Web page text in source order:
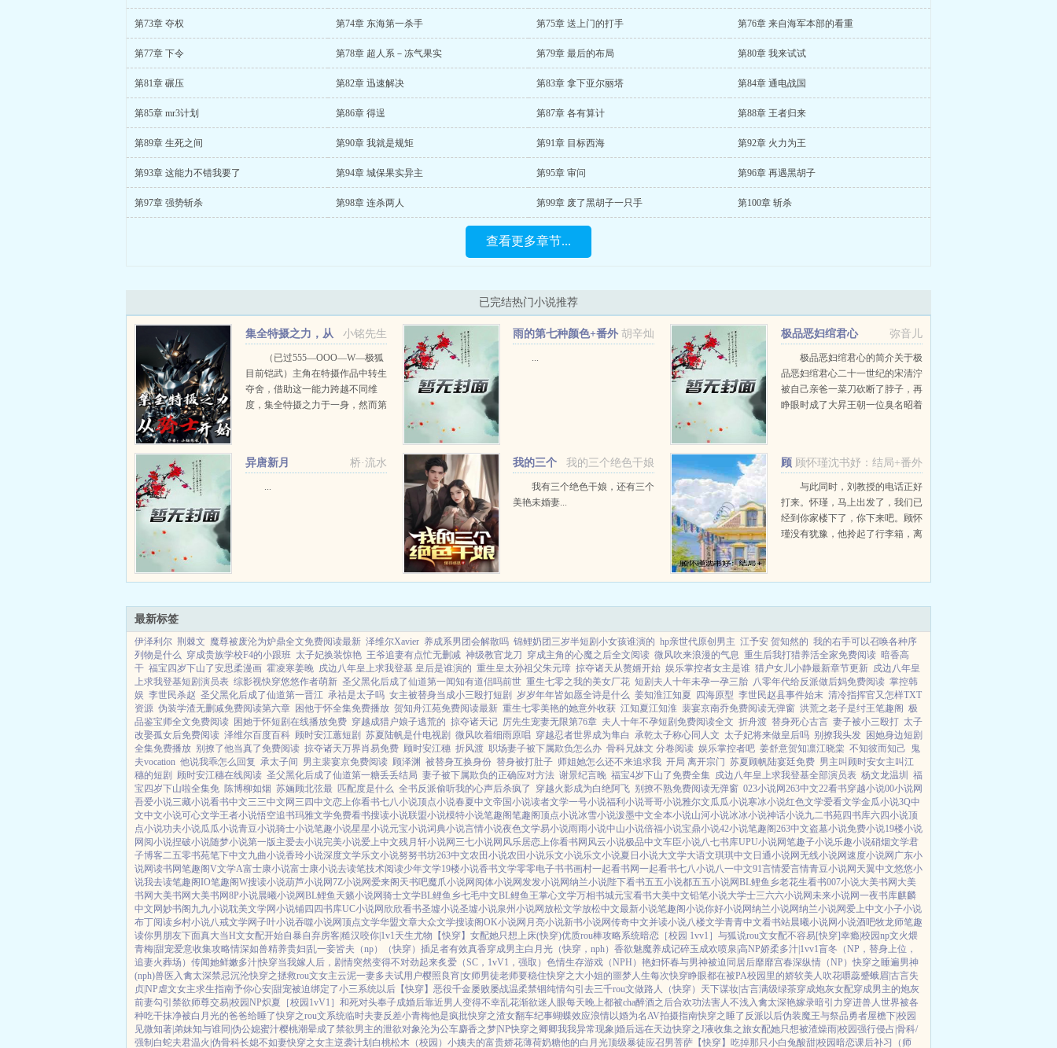
第73章 夺权 第74章 东海第一杀手 第75章 送上门的打手 第76章 来自海军本部的看重
第77章 下令 第78章 超人系－冻气果实 第79章 最后的布局 第80章 我来试试
第81章 碾压 第82章 迅速解决 第83章 拿下亚尔丽塔 第84章 通电战国
第85章 mr3计划 第86章 得逞 第87章 各有算计 第88章 王者归来
第89章 生死之间 第90章 我就是规矩 第91章 目标西海 第92章 火力为王
第93章 这能力不错我要了 第94章 城保果实异主 第95章 审问 第96章 再遇黑胡子
第97章 强势斩杀 第98章 连杀两人 第99章 废了黑胡子一只手 第100章 斩杀
查看更多章节...
已完结热门小说推荐
小铭先生
集全特摄之力，从
骑士开始（已过555—OOO—W—极狐
目前铠武）主角在特摄作品中转生
夺舍，借助这一能力跨越不同维
度，集全特摄之力于一身，然而第
胡辛灿
雨的第七种颜色+番外
...
弥音儿
极品恶妇绾君心
极品恶妇绾君心的简介关于极
品恶妇绾君心二十一世纪的宋清泞
被自己亲爸一菜刀砍断了脖子，再
睁眼时成了大昇王朝一位臭名昭着
地，把...
桥·流水
异唐新月
...
我的三个绝色干娘
我的三个
绝色干娘
我有三个绝色干娘，还有三个
美艳未婚妻...
顾怀瑾沈书妤：结局+番外
顾
怀瑾沈书妤
与此同时，刘教授的电话正好
打来。怀瑾，马上出发了，我们已
经到你家楼下了，你下来吧。顾怀
瑾没有犹豫，他拎起了行李箱，离
最新标签
伊泽利尔 荆棘文 魔尊被废沦为炉鼎全文免费阅读最新 泽维尔Xavier 养成系男团会解散吗 锦鲤奶团三岁半短剧小女孩谁演的 hp亲世代原创男主 江予安 贺知然的 我的右手可以召唤各种序
列物是什么 穿成贵族学校F4的小跟班 太子妃换装惊艳 王爷追妻有点忙无删减 神级教官龙刀 穿成主角的心魔之后全文阅读 微风吹来浪漫的气息 重生后我打猎养活全家免费阅读 暗香高
干 福宝四岁下山了安思柔漫画 霍凌寒姜晚 戍边八年皇上求我登基 皇后是谁演的 重生皇太孙祖父朱元璋 掠夺诸天从赘婿开始 娱乐掌控者女主是谁 猎户女儿小静最新章节更新 戍边八年皇
上求我登基短剧演员表 综影视快穿悠悠作者萌新 圣父黑化后成了仙道第一闻知有道侣吗前世 重生七零之我的美女厂花 短剧夫人十年未孕一孕三胎 八零年代给反派做后妈免费阅读 掌控韩
娱 李世民杀赵 圣父黑化后成了仙道第一晋江 承祜是太子吗 女主被替身当成小三殴打短剧 岁岁年年皆如愿全诗是什么 姜知淮江知夏 四海原型 李世民赵县事件始末 清冷指挥官又怎样TXT
资源 伪装学渣无删减免费阅读第六章 困他于怀全集免费播放 贺知舟江苑免费阅读最新 重生七零美艳的她意外收获 江知夏江知淮 裴宴京南乔免费阅读无弹窗 洪荒之老子是纣王笔趣阁 极
品鉴宝师全文免费阅读 困她于怀短剧在线播放免费 穿越成猎户娘子逃荒的 掠夺诸天记 厉先生宠妻无限第76章 夫人十年不孕短剧免费阅读全文 折舟渡 替身死心古言 妻子被小三殴打 太子
改娶孤女后免费阅读 泽维尔百度百科 顾时安江蕙短剧 苏夏陆帆是什电视剧 微风吹着细雨原唱 穿越忍者世界成为隼白 承乾太子称心同人文 太子妃将来做皇后吗 别撩我头发 困她身边短剧
全集免费播放 别撩了他当真了免费阅读 掠夺诸天万界肖易免费 顾时安江穗 折风渡 职场妻子被下属欺负怎么办 骨科兄妹文 分卷阅读 娱乐掌控者吧 姜舒意贺知凛江晓棠 不知彼而知己
鬼
夫vocation 他说我乖怎么回复 承太子间 男主裴宴京免费阅读 顾泽渊 被替身互换身份 替身被打肚子 师姐她怎么还不来追求我 开局 离开宗门 苏夏顾帆陆宴廷免费 男主叫顾时安女主叫江
穗的短剧
顾时安江穗在线阅读 圣父黑化后成了仙道第一糖丢丢结局 妻子被下属欺负的正确应对方法 谢景纪言晚 福宝4岁下山了免费全集 戍边八年皇上求我登基全部演员表 杨文龙温圳
福
宝四岁下山啦全集免 陈博柳如烟 苏婳顾北弦最 匹配度是什么 全书反派偷听我的心声后杀疯了 穿越火影成为白绝阿飞 别撩不熟免费阅读无弹窗 023小说网263中文22看书穿越小说00小说网
吾爱小说三藏小说看书中文三三中文网 三四中文恋上你看书七八小说顶点小说春夏中文帝国小说读者文学一号小说福利小说哥哥小说雅尔文瓜瓜小说寒冰小说红色文学爱看文学金瓜小说3Q中
文中文小说可心文学王者小说悟空追书玛雅文学免费看书搜读小说联盟小说模特小说笔趣阁笔趣阁顶点小说冰雪小说泼墨中文全本小说山河小说冰冰小说神话小说九二书苑四书库六四小说顶
点小说功夫小说瓜瓜小说青豆小说骑士小说笔趣小说星星小说元宝小说词典小说言情小说夜色文学易小说雨雨小说中山小说倍福小说宝鼎小说42小说笔趣阁263中文盗墓小说免费小说19楼小说
网阅小说捏破小说随梦小说第一版主爱去小说完美小说爱上中文残月轩小说网 三七小说网 风乐居恋上你看书网 风云小说极品中文车臣小说八七书库UPU小说网笔趣子小说乐趣小说硝烟文学君
子博客二五零书苑笔下中文九曲小说香玲小说深度文学乐文小说努努书坊263中文农田小说农田小说乐文小说乐文小说夏日小说大文学大语文琪琪中文 日通小说网无线小说网速度小说网 广东小
说网读书网笔趣阁V文学A富士康小说富士康小说去读笔技术阅读少年文学19楼小说香书文学零零电子书书画村一起看书网一起看书七八小说八一中文91言情爱言情青豆小说网 天翼中文悠悠小
说我去读笔趣阁IO笔趣阁W搜读小说葫芦小说网7Z小说网爱来阁 天书吧魔爪小说网 阅体小说网发发小说网纳兰小说陛下看书五五小说都五五小说网BL鲤鱼乡老花生看书007小说大美书网 大美
书网 大美书网 大美书网8P小说晨曦小说网BL鲤鱼 天籁小说网骑士文学BL鲤鱼乡七毛中文BL鲤鱼王掌心文学万相书城元宝看书大美中文铅笔小说大学士三六六小说网未来小说网一夜书库麒麟
中文网妙书阁 九九小说耽美文学网小说铺四四书库UC小说网 欣欣看书圣墟小说圣墟小说泉州小说网放松文学放松中文最新小说笔趣阁小说你好小说网纳兰小说网纳兰小说网爱上中文小子小说
布丁阅读乡村小说八戒文学网子叶小说吞噬小说网顶点文学华盟文章大众文学搜读阁OK小说网 月亮小说新书小说网传奇中文并读小说八楼文学青青中文看书站晨曦小说网小说酒吧牧龙师笔趣
读你男朋友下面真大当H文女配开始自暴自弃房客|糙汉咬你|1v1天生尤物【快穿】 女配她只想上床(快穿)优质rou棒攻略系统暗恋［校园 1vv1］ 与狐说rou文女配不容易[快穿]幸瘾|校园np文火煨
青梅|甜宠爱意收集攻略情深如兽精养贵妇|乱一妾皆夫（np） （快穿）插足者有效真香穿成男主白月光（快穿，nph） 香欲魅魔养成记碎玉成欢喷泉|高NP娇柔多汁|1vv1盲冬（NP，替身上位，
追妻火葬场） 传闻她鲜嫩多汁|快穿当我嫁人后，剧情突然变得不对劲起来炙爱（SC，1vV1，强取） 色情生存游戏（NPH） 艳妇怀春与男神被迫同居后靡靡宫春深纵情（NP）快穿之睡遍男神
(nph)兽医 入禽太深禁忌沉沦快穿之拯救rou文女主云泥一妻多夫试用户樱照良宵|女师男徒老师要稳住快穿之大小姐的噩梦人生每次快穿睁眼都在被PA校园里的娇软美人 吹花嚼蕊蹙蛾眉|古言失
贞|NP虐文女主求生指南予你心安|甜宠被迫绑定了小三系统以后【快穿】 恶役千金屡败屡战温柔禁锢纯情勾引 去三千rou文做路人（快穿） 天下谋妆|古言满级绿茶穿成炮灰女配穿成男主的炮灰
前妻勾引禁欲师尊交易|校园NP炽夏［校园1vV1］ 和死对头奉子成婚后靠近男人变得不幸乱花渐欲迷人眼每天晚上都被cha醉酒之后合欢功法害人不浅入禽太深艳嫁录暗引力穿进兽人世界被各
种吃干抹净被白月光的爸爸给睡了快穿之rou文系统临时夫妻反差小青梅他是疯批快穿之渣女翻车纪事蝴蝶效应浪情以婚为名AV拍摄指南快穿之睡了反派以后伪装魔王与祭品勇者屋檐下|校园
见微知著|弟妹知与谁同|伪公媳蜜汁樱桃潮晕成了禁欲男主的泄欲对象沦为公车麝香之梦|NP快穿之卿卿我我异常现象|婚后远在天边快穿之J液收集之旅女配她只想被渣燥雨|校园强行侵占|骨科/
强制 白蛇夫君温火|伪骨科长媳不如妻快穿之女主逆袭计划 白桃松木（校园） 小姨夫的富贵娇花薄荷奶糖他的白月光顶级暴徒应召男菩萨 【快穿】吃掉那只小白兔酸甜|校园暗恋课后补习（师